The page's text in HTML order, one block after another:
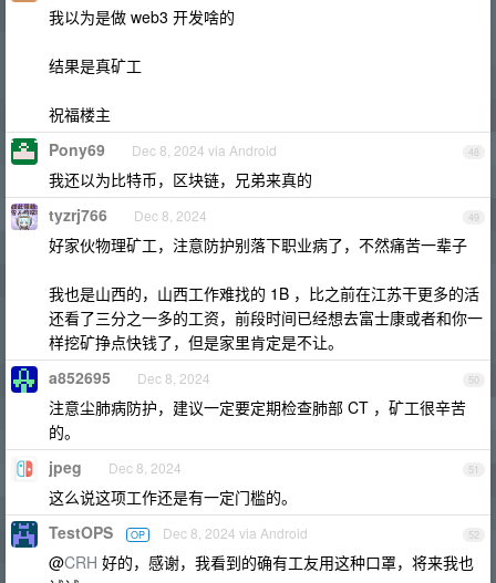
我以为是做 web3 开发啥的
结果是真矿工
祝福楼主
48
Pony69 Dec 8, 2024 via Android
我还以为比特币，区块链，兄弟来真的
49
tyzrj766 Dec 8, 2024
好家伙物理矿工，注意防护别落下职业病了，不然痛苦一辈子
我也是山西的，山西工作难找的 1B ，比之前在江苏干更多的活
还看了三分之一多的工资，前段时间已经想去富士康或者和你一
样挖矿挣点快钱了，但是家里肯定是不让。
50
a852695 Dec 8, 2024
注意尘肺病防护，建议一定要定期检查肺部 CT ，矿工很辛苦
的。
51
jpeg Dec 8, 2024
这么说这项工作还是有一定门槛的。
52
TestOPS OP Dec 8, 2024 via Android
@CRH 好的，感谢，我看到的确有工友用这种口罩，将来我也